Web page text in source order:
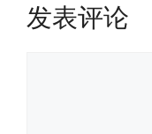
发表评论